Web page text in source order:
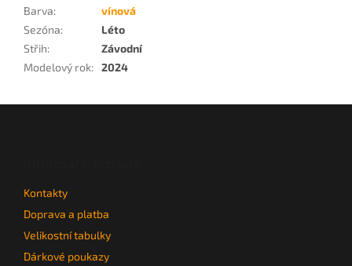
Barva:
vínová
Sezóna:
Léto
Střih:
Závodní
Modelový rok: 2024
Kontakty
Doprava a platba
Velikostní tabulky
Dárkové poukazy